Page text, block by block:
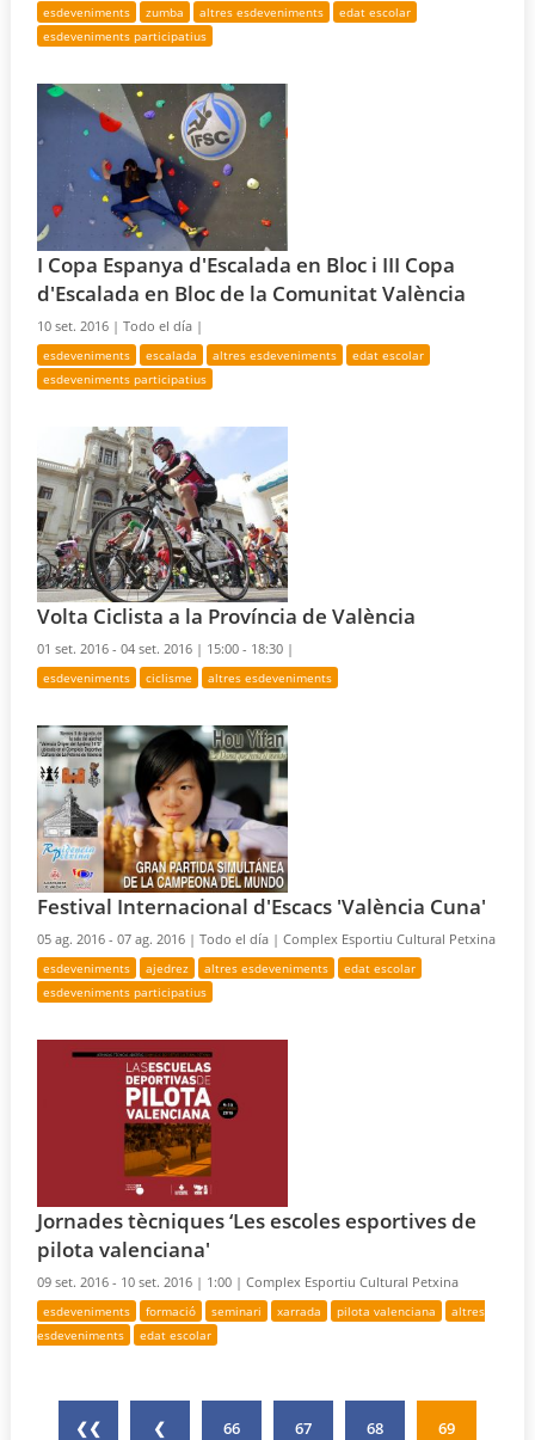
esdeveniments zumba altres esdeveniments
edat escolar
esdeveniments participatius
I Copa Espanya d'Escalada en Bloc i III Copa
d'Escalada en Bloc de la Comunitat València
10 set. 2016 |Todo el día |
esdeveniments escalada altres esdeveniments
edat escolar
esdeveniments participatius
Volta Ciclista a la Província de València
01 set. 2016 - 04 set. 2016 | 15:00 - 18:30 |
esdeveniments ciclisme altres esdeveniments
Festival Internacional d'Escacs 'València Cuna'
05 ag. 2016 - 07 ag. 2016 |Todo el día |Complex Esportiu Cultural Petxina
esdeveniments ajedrez altres esdeveniments
edat escolar
esdeveniments participatius
Jornades tècniques ‘Les escoles esportives de
pilota valenciana'
09 set. 2016 - 10 set. 2016 | 1:00 |Complex Esportiu Cultural Petxina
esdeveniments formació seminari xarrada pilota valenciana
altres
esdeveniments
edat escolar
❮❮ ❮ 66 67 68 69